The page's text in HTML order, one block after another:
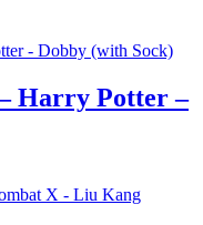
Harry Potter –